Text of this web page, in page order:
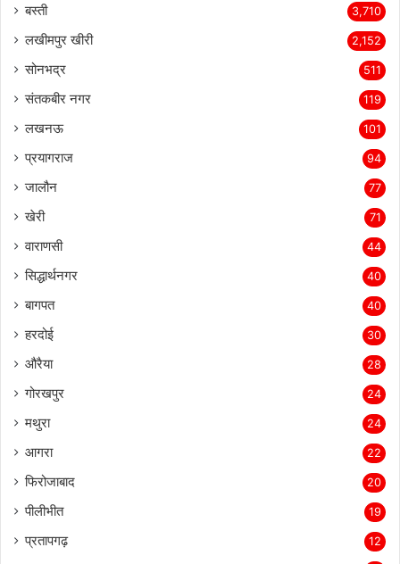
बस्ती 3,710
लखीमपुर खीरी 2,152
सोनभद्र 511
संतकबीर नगर 119
लखनऊ 101
प्रयागराज 94
जालौन 77
खेरी 71
वाराणसी 44
सिद्धार्थनगर 40
बागपत 40
हरदोई 30
औरैया 28
गोरखपुर 24
मथुरा 24
आगरा 22
फिरोजाबाद 20
पीलीभीत 19
प्रतापगढ़ 12